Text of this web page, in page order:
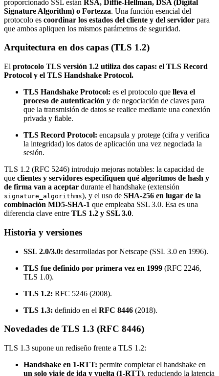
proporcionado SSL están RSA, Diffie-Hellman, DSA (Digital
Signature Algorithm) o Fortezza. Una función esencial del
protocolo es coordinar los estados del cliente y del servidor para
que ambos apliquen los mismos parámetros de seguridad.
Arquitectura en dos capas (TLS 1.2)
El protocolo TLS versión 1.2 utiliza dos capas: el TLS Record
Protocol y el TLS Handshake Protocol.
TLS Handshake Protocol: es el protocolo que lleva el
proceso de autenticación y de negociación de claves para
que la transmisión de datos se realice mediante una conexión
privada y fiable.
TLS Record Protocol: encapsula y protege (cifra y verifica
la integridad) los datos de aplicación una vez negociada la
sesión.
TLS 1.2 (RFC 5246) introdujo mejoras notables: la capacidad de
que clientes y servidores especifiquen qué algoritmos de hash y
de firma van a aceptar durante el handshake (extensión
signature_algorithms), y el uso de SHA-256 en lugar de la
combinación MD5-SHA-1 que empleaba SSL 3.0. Esa es una
diferencia clave entre TLS 1.2 y SSL 3.0.
Historia y versiones
SSL 2.0/3.0: desarrolladas por Netscape (SSL 3.0 en 1996).
TLS fue definido por primera vez en 1999 (RFC 2246,
TLS 1.0).
TLS 1.2: RFC 5246 (2008).
TLS 1.3: definido en el RFC 8446 (2018).
Novedades de TLS 1.3 (RFC 8446)
TLS 1.3 supone un rediseño frente a TLS 1.2:
Handshake en 1-RTT: permite completar el handshake en
un solo viaje de ida y vuelta (1-RTT), reduciendo la latencia